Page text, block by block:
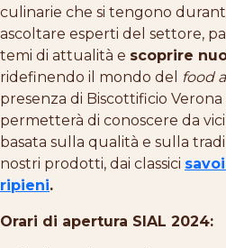
culinarie che si tengono
ascoltare esperti del settore,
temi di attualità e scoprire
ridefinendo il mondo del
food
presenza di Biscottificio Verona
permetterà di conoscere da
basata sulla qualità e sulla
nostri prodotti, dai classici
ripieni.
Orari di apertura SIAL 2024: